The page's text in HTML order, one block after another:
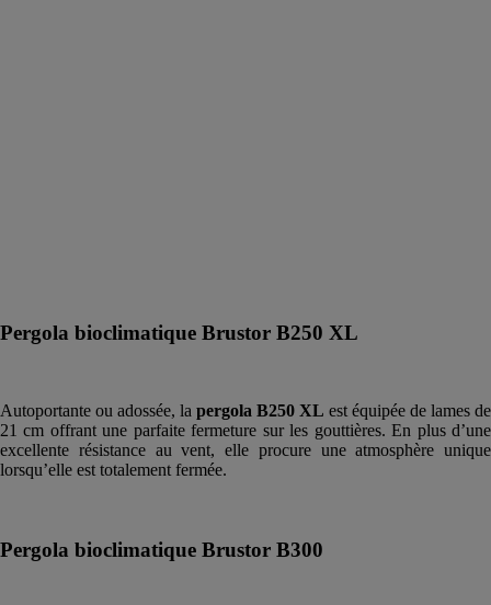
Pergola bioclimatique Brustor B250 XL
Autoportante ou adossée, la pergola B250 XL est équipée de lames de
21 cm offrant une parfaite fermeture sur les gouttières. En plus d’une
excellente résistance au vent, elle procure une atmosphère unique
lorsqu’elle est totalement fermée.
Pergola bioclimatique Brustor B300